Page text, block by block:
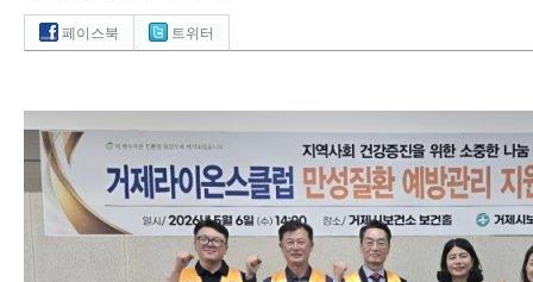
페이스북 트위터